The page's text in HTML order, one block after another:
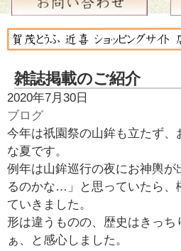
雑誌掲載のご紹介
2020年7月30日
ブログ
今年は祇園祭の山鉾も立たず
な夏です。
例年は山鉾巡行の夜にお神輿が
るのかな…」と思っていたら、
ていきました。
形は違うものの、歴史はきっち
ぁ、と感心しました。
合
計
金
額
：
￥
0
現
在
の
商
品
数